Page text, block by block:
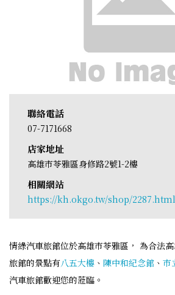
聯絡電話
07-7171668
店家地址
高雄市苓雅區身修路2號1-2樓
相關網站
https://kh.okgo.tw/shop/2287.html
情綠汽車旅館位於高雄市苓雅區， 為合法
旅館的景點有八五大樓 、 陳中和紀念館 、 市
汽車旅館歡迎您的蒞臨。